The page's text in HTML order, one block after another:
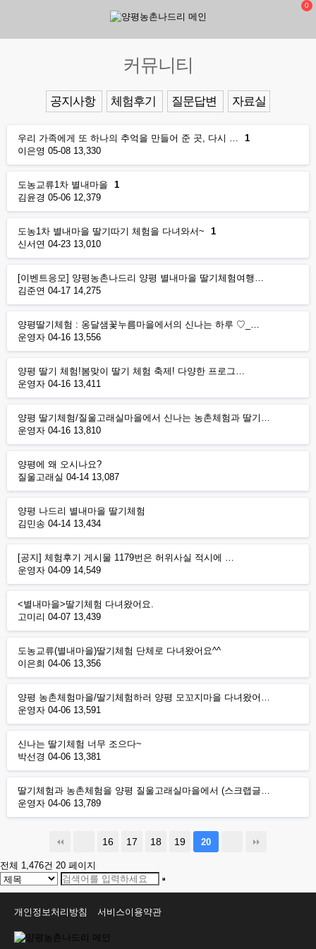
0
커뮤니티
공지사항 체험후기 질문답변 자료실
우리 가족에게 또 하나의 추억을 만들어 준 곳, 다시 …
1
이은영 05-08 13,330
도농교류1차 별내마을
1
김윤경 05-06 12,379
도농1차 별내마을 딸기따기 체험을 다녀와서~
1
신서연 04-23 13,010
[이벤트응모] 양평농촌나드리 양평 별내마을 딸기체험여행…
김준연 04-17 14,275
양평딸기체험 : 옹달샘꽃누름마을에서의 신나는 하루 ♡_…
운영자 04-16 13,556
양평 딸기 체험!봄맞이 딸기 체험 축제! 다양한 프로그…
운영자 04-16 13,411
양평 딸기체험/질울고래실마을에서 신나는 농촌체험과 딸기…
운영자 04-16 13,810
양평에 왜 오시나요?
질울고래실 04-14 13,087
양평 나드리 별내마을 딸기체험
김민송 04-14 13,434
[공지] 체험후기 게시물 1179번은 허위사실 적시에 …
운영자 04-09 14,549
<별내마을>딸기체험 다녀왔어요.
고미리 04-07 13,439
도농교류(별내마을)딸기체험 단체로 다녀왔어요^^
이은희 04-06 13,356
양평 농촌체험마을/딸기체험하러 양평 모꼬지마을 다녀왔어…
운영자 04-06 13,591
신나는 딸기체험 너무 조으다~
박선경 04-06 13,381
딸기체험과 농촌체험을 양평 질울고래실마을에서 (스크랩글…
운영자 04-06 13,789
16 17 18 19 20
전체 1,476건 20 페이지
개인정보처리방침 서비스이용약관